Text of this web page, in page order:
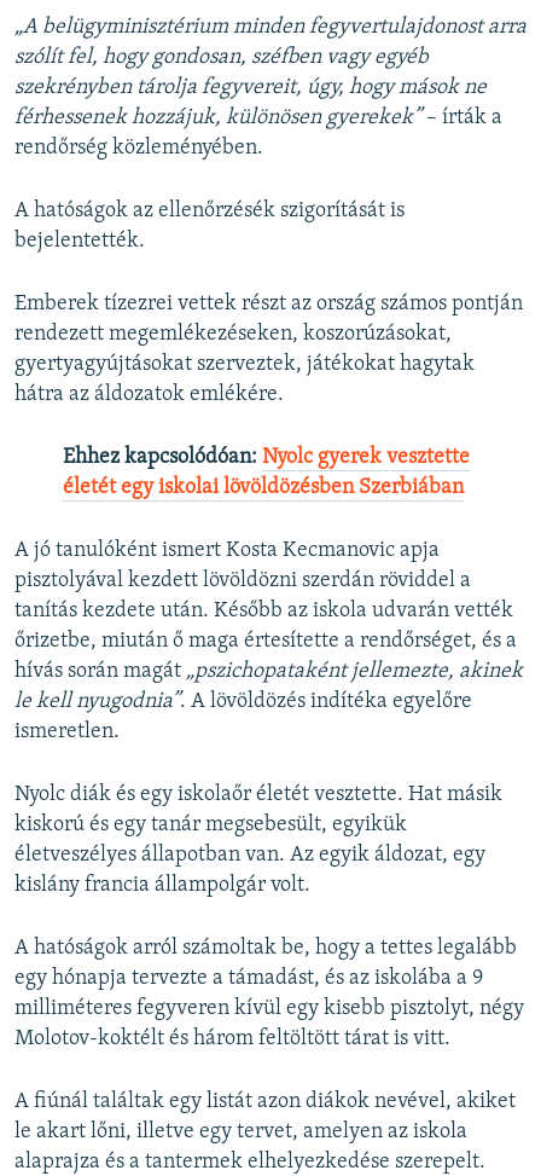
„A belügyminisztérium minden fegyvertulajdonost arra
szólít fel, hogy gondosan, széfben vagy egyéb
szekrényben tárolja fegyvereit, úgy, hogy mások ne
férhessenek hozzájuk, különösen gyerekek”– írták a
rendőrség közleményében.
A hatóságok az ellenőrzésék szigorítását is
bejelentették.
Emberek tízezrei vettek részt az ország számos pontján
rendezett megemlékezéseken, koszorúzásokat,
gyertyagyújtásokat szerveztek, játékokat hagytak
hátra az áldozatok emlékére.
Ehhez kapcsolódóan: Nyolc gyerek vesztette
életét egy iskolai lövöldözésben Szerbiában
A jó tanulóként ismert Kosta Kecmanovic apja
pisztolyával kezdett lövöldözni szerdán röviddel a
tanítás kezdete után. Később az iskola udvarán vették
őrizetbe, miután ő maga értesítette a rendőrséget, és a
hívás során magát „pszichopataként jellemezte, akinek
le kell nyugodnia”. A lövöldözés indítéka egyelőre
ismeretlen.
Nyolc diák és egy iskolaőr életét vesztette. Hat másik
kiskorú és egy tanár megsebesült, egyikük
életveszélyes állapotban van. Az egyik áldozat, egy
kislány francia állampolgár volt.
A hatóságok arról számoltak be, hogy a tettes legalább
egy hónapja tervezte a támadást, és az iskolába a 9
milliméteres fegyveren kívül egy kisebb pisztolyt, négy
Molotov-koktélt és három feltöltött tárat is vitt.
A fiúnál találtak egy listát azon diákok nevével, akiket
le akart lőni, illetve egy tervet, amelyen az iskola
alaprajza és a tantermek elhelyezkedése szerepelt.